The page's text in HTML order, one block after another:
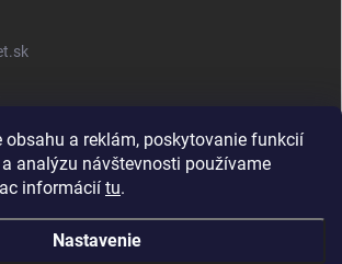
obsahu a reklám, poskytovanie funkcií
analýzu návštevnosti používame
informácií tu.
Nastavenie